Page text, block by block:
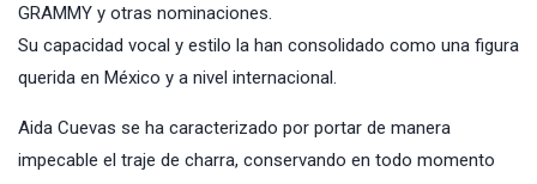
GRAMMY y otras nominaciones.
Su capacidad vocal y estilo la han consolidado como una figura
querida en México y a nivel internacional.
Aida Cuevas se ha caracterizado por portar de manera
impecable el traje de charra, conservando en todo momento